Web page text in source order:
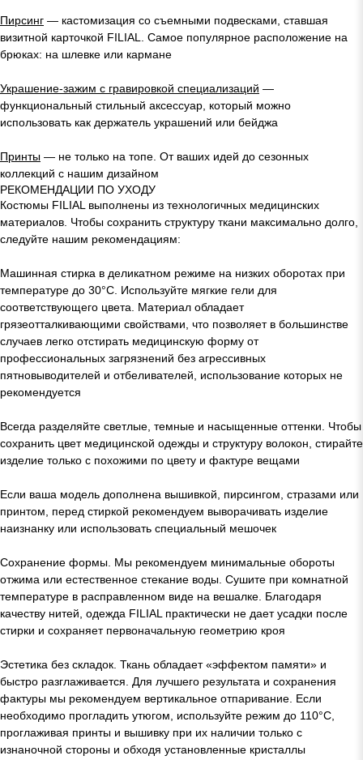
Пирсинг — кастомизация со съемными подвесками, ставшая
визитной карточкой FILIAL. Самое популярное расположение на
брюках: на шлевке или кармане
Украшение-зажим с гравировкой специализаций —
функциональный стильный аксессуар, который можно
использовать как держатель украшений или бейджа
Принты — не только на топе. От ваших идей до сезонных
коллекций с нашим дизайном
РЕКОМЕНДАЦИИ ПО УХОДУ
Костюмы FILIAL выполнены из технологичных медицинских
материалов. Чтобы сохранить структуру ткани максимально долго,
следуйте нашим рекомендациям:
Машинная стирка в деликатном режиме на низких оборотах при
температуре до 30°C. Используйте мягкие гели для
соответствующего цвета. Материал обладает
грязеотталкивающими свойствами, что позволяет в большинстве
случаев легко отстирать медицинскую форму от
профессиональных загрязнений без агрессивных
пятновыводителей и отбеливателей, использование которых не
рекомендуется
Всегда разделяйте светлые, темные и насыщенные оттенки. Чтобы
сохранить цвет медицинской одежды и структуру волокон, стирайте
изделие только с похожими по цвету и фактуре вещами
Если ваша модель дополнена вышивкой, пирсингом, стразами или
принтом, перед стиркой рекомендуем выворачивать изделие
наизнанку или использовать специальный мешочек
Сохранение формы. Мы рекомендуем минимальные обороты
отжима или естественное стекание воды. Сушите при комнатной
температуре в расправленном виде на вешалке. Благодаря
качеству нитей, одежда FILIAL практически не дает усадки после
стирки и сохраняет первоначальную геометрию кроя
Эстетика без складок. Ткань обладает «эффектом памяти» и
быстро разглаживается. Для лучшего результата и сохранения
фактуры мы рекомендуем вертикальное отпаривание. Если
необходимо прогладить утюгом, используйте режим до 110°C,
проглаживая принты и вышивку при их наличии только с
изнаночной стороны и обходя установленные кристаллы